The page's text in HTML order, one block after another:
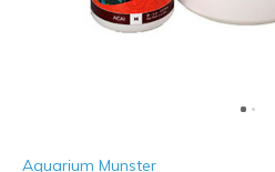
Aquarium Munster